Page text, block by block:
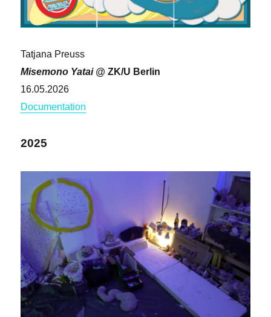
Tatjana Preuss
Misemono Yatai @ZK/U Berlin
16.05.2026
Documentation
2025